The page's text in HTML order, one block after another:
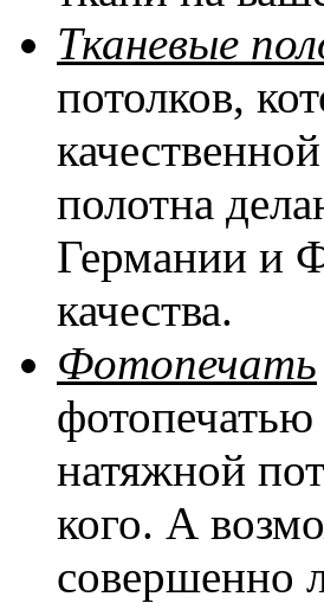
Тканевые
потолков,
полотна
Германии и
качества.
Фотопечать
натяжной
кого. А
совершенно